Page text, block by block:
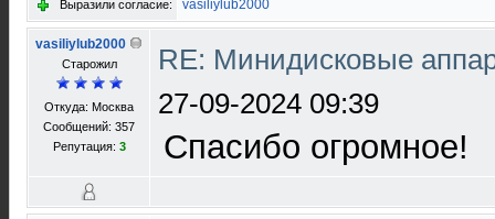
Выразили согласие: vasiliylub2000
vasiliylub2000
Старожил
Откуда: Москва
Сообщений: 357
Репутация: 3
RE: Минидисковые
27-09-2024 09:39
Спасибо огромное!